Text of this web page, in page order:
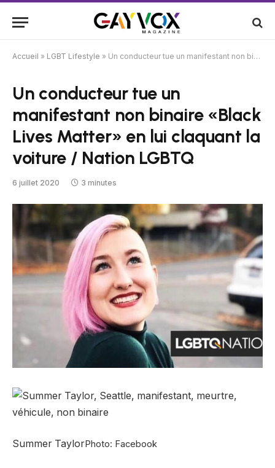
Accueil » LGBT Lifestyle » Un conducteur tue un manifestant non binaire «Black Lives Matter» en lui claquant la voiture / Nation LGBTQ
Un conducteur tue un
manifestant non binaire «Black
Lives Matter» en lui claquant la
voiture / Nation LGBTQ
6 juillet 2020 3 minutes
Summer TaylorPhoto: Facebook